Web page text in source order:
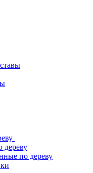
дереву
по дереву